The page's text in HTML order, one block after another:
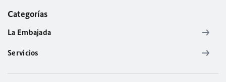
Categorías
La Embajada
Servicios